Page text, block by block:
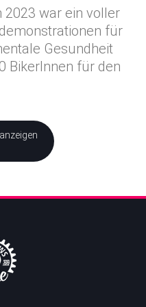
2023 war ein voller
für
Gesundheit
BikerInnen für den